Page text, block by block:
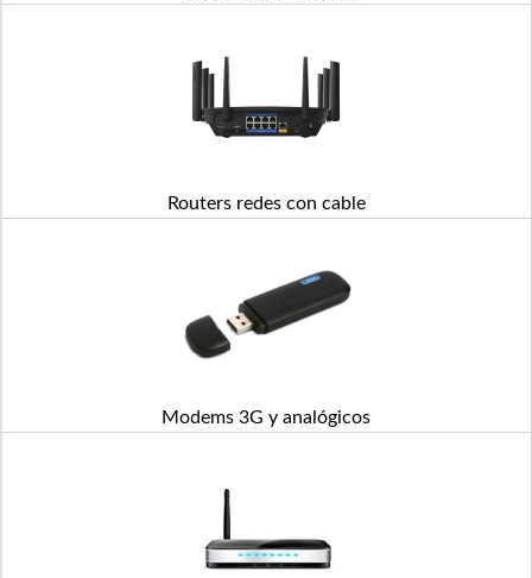
Routers redes con cable
Modems 3G y analógicos